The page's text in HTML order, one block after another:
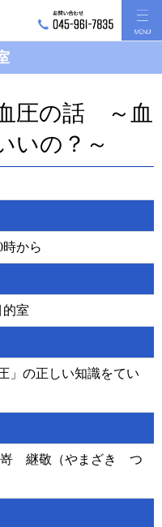
圧の話 ～血
いの？～
から
室
」の正しい知識をてい
嵜 継敬（やまざき つ